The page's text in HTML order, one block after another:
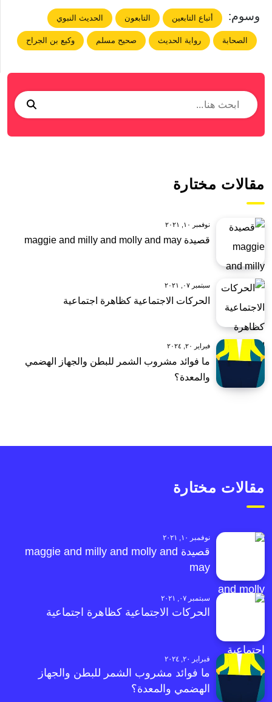
وسوم: أتباع التابعين التابعون الحديث النبوي
الصحابة رواية الحديث صحيح مسلم وكيع بن الجراح
مقالات مختارة
نوفمبر ١٠, ٢٠٢١
قصيدة maggie and milly and molly and may
سبتمبر ٠٧, ٢٠٢١
الحركات الاجتماعية كظاهرة اجتماعية
فبراير ٢٠, ٢٠٢٤
ما فوائد مشروب الشمر للبطن والجهاز الهضمي
والمعدة؟
مقالات مختارة
نوفمبر ١٠, ٢٠٢١
قصيدة maggie and milly and molly and
may
سبتمبر ٠٧, ٢٠٢١
الحركات الاجتماعية كظاهرة اجتماعية
فبراير ٢٠, ٢٠٢٤
ما فوائد مشروب الشمر للبطن والجهاز
الهضمي والمعدة؟